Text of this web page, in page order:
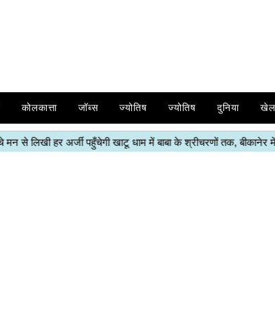
कोलकात्ता जॉब्स ज्योतिष ज्योतिष दुनिया खेल